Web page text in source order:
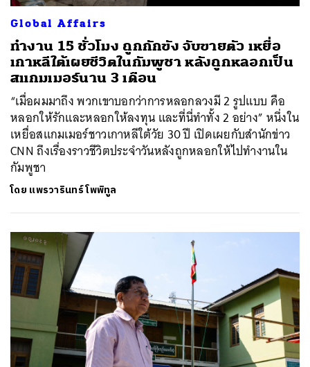
Global Affairs
ทำงาน 15 ชั่วโมง ถูกกักขัง จับขายตัว เหยื่อ
เกาหลีใต้เผยชีวิตในกัมพูชา หลังถูกหลอกเป็น
สแกมเมอร์นาน 3 เดือน
“เมื่อผมมาถึง พวกเขาบอกว่าการหลอกลวงมี 2 รูปแบบ คือ
หลอกให้รักและหลอกให้ลงทุน และที่นี่ทำทั้ง 2 อย่าง” หนึ่งใน
เหยื่อสแกมเมอร์ชาวเกาหลีใต้วัย 30 ปี เปิดเผยกับสำนักข่าว
CNN ถึงเรื่องราวชีวิตประจำวันหลังถูกหลอกให้ไปทำงานใน
กัมพูชา
โดย แพรวารินทร์ โพพิทูล